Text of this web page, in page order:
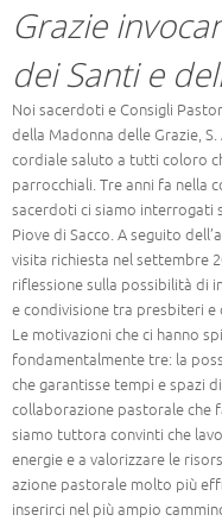
Grazie
dei Santi e
Noi sacerdoti e Consigli
della Madonna delle Grazie,
cordiale saluto a tutti coloro
parrocchiali. Tre anni fa nella
sacerdoti ci siamo interrogati
Piove di Sacco. A seguito
visita richiesta nel settembre
riflessione sulla possibilità di
e condivisione tra presbiteri e
Le motivazioni che ci hanno
fondamentalmente tre: la
che garantisse tempi e spazi
collaborazione pastorale che
siamo tuttora convinti che
energie e a valorizzare le
azione pastorale molto più
inserirci nel più ampio